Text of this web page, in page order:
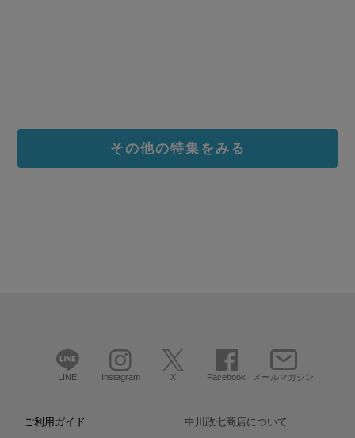
その他の特集をみる
LINE Instagram X Facebook メールマガジン
ご利用ガイド 中川政七商店について